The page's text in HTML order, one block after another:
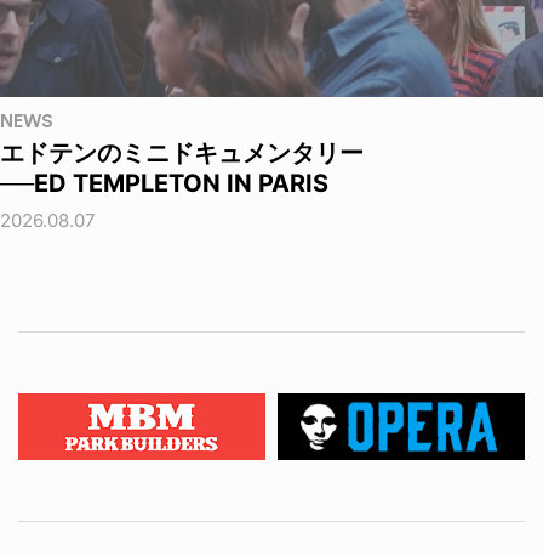
NEWS
エドテンのミニドキュメンタリー
──ED TEMPLETON IN PARIS
2026.08.07